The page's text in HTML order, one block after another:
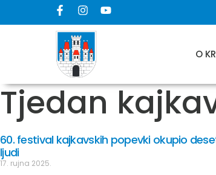
O
Tjedan
60. festival kajkavskih popevki okupio
ljudi
17. rujna 2025.